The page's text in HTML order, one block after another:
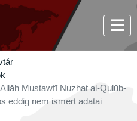
Mustawfī Nuzhat al-Qulūb-
eddig nem ismert adatai